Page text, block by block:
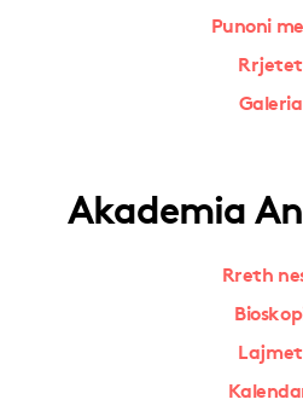
Punoni
Rrjetet
Galeria
Akademia
Rreth
Lajmet